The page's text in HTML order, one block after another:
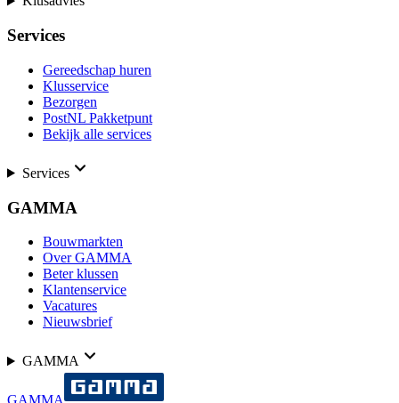
Services
Gereedschap huren
Klusservice
Bezorgen
PostNL Pakketpunt
Bekijk alle services
Services
GAMMA
Bouwmarkten
Over GAMMA
Beter klussen
Klantenservice
Vacatures
Nieuwsbrief
GAMMA